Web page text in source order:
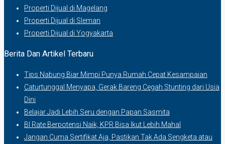
Properti Dijual di Magelang
Properti Dijual di Sleman
Properti Dijual di Yogyakarta
Berita Dan Artikel Terbaru
Tips Nabung Biar Mimpi Punya Rumah Cepat Kesampaian
Caturtunggal Menyapa, Gerak Bareng Cegah Stunting dari Usia
Dini
Belajar Jadi Lebih Seru dengan Papan Sasmita
BI Rate Berpotensi Naik, KPR Bisa Ikut Lebih Mahal
Jangan Cuma Sertifikat Aja, Pastikan Tak Ada Sengketa atau